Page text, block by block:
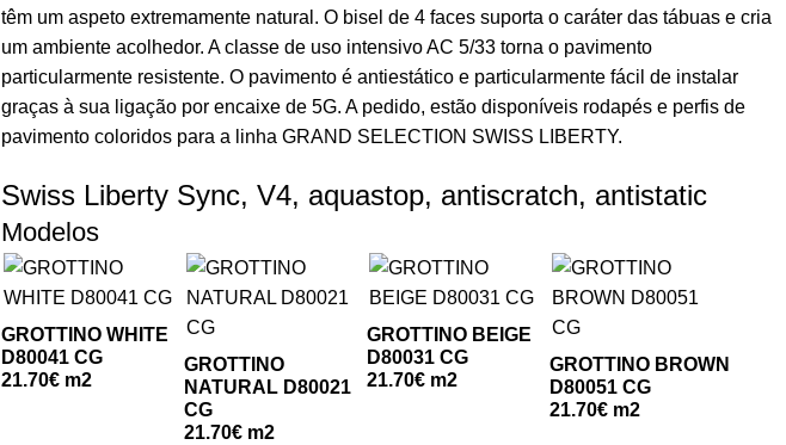
têm um aspeto extremamente natural. O bisel de 4 faces suporta o caráter das tábuas e cria
um ambiente acolhedor. A classe de uso intensivo AC 5/33 torna o pavimento
particularmente resistente. O pavimento é antiestático e particularmente fácil de instalar
graças à sua ligação por encaixe de 5G. A pedido, estão disponíveis rodapés e perfis de
pavimento coloridos para a linha GRAND SELECTION SWISS LIBERTY.
Swiss Liberty Sync, V4, aquastop, antiscratch, antistatic
Modelos
GROTTINO WHITE
D80041 CG
21.70€ m2
GROTTINO
NATURAL D80021
CG
21.70€ m2
GROTTINO BEIGE
D80031 CG
21.70€ m2
GROTTINO BROWN
D80051 CG
21.70€ m2